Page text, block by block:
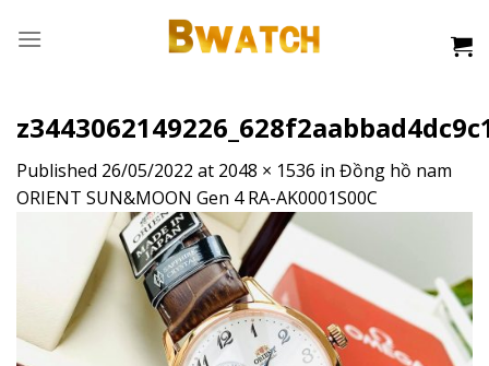
Published 26/05/2022 at 2048 × 1536 in Đồng hồ nam
ORIENT SUN&MOON Gen 4 RA-AK0001S00C